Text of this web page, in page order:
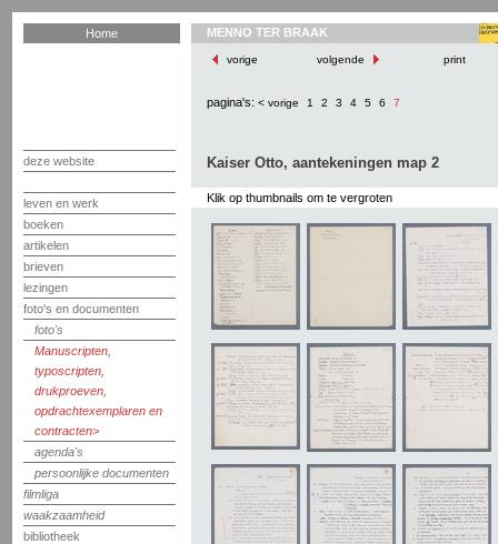
Home
deze website
leven en werk
boeken
artikelen
brieven
lezingen
foto's en documenten
foto's
Manuscripten,
typoscripten,
drukproeven,
opdrachtexemplaren en
contracten
agenda's
persoonlijke documenten
filmliga
waakzaamheid
bibliotheek
MENNO TER BRAAK
vorige volgende print
pagina's: < vorige 1 2 3 4 5 6 7
Kaiser Otto, aantekeningen map 2
Klik op thumbnails om te vergroten